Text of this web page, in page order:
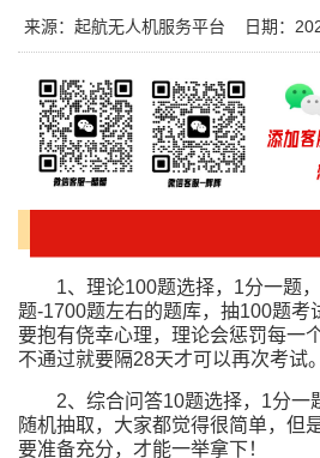
来源：起航无人机服务平台 日期：
1、理论100题选择，1分一题
题-1700题左右的题库，抽100题考
要抱有侥幸心理，理论会惩罚每一
不通过就要隔28天才可以再次考试。
2、综合问答10题选择，1分一
随机抽取，大家都觉得很简单，但
要准备充分，才能一举拿下！